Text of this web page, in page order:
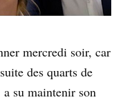
mercredi soir, car
des quarts de
su maintenir son